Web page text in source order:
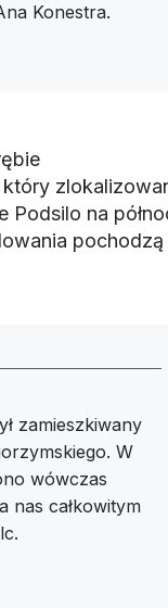
Konestra.
Podsilo na
zamieszkiwany
W
wówczas
nas całkowitym